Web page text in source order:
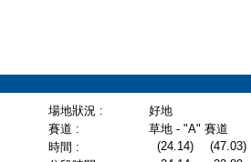
場地狀況 :
好地
賽道 :
草地 - "A" 賽道
時間 : (24.14) (47.03)